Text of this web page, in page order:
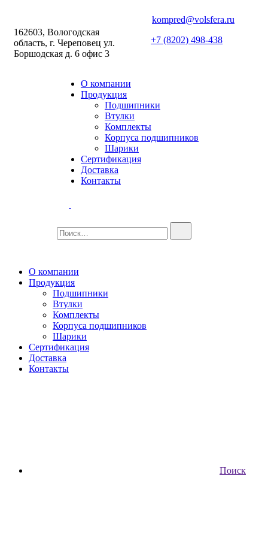
162603, Вологодская
область, г. Череповец ул.
Боршодская д. 6 офис 3
kompred@volsfera.ru
+7 (8202) 498-438
О компании
Продукция
Подшипники
Втулки
Комплекты
Корпуса подшипников
Шарики
Сертификация
Доставка
Контакты
О компании
Продукция
Подшипники
Втулки
Комплекты
Корпуса подшипников
Шарики
Сертификация
Доставка
Контакты
Поиск